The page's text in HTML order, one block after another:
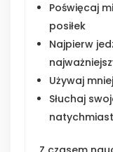
Poświęcaj
posiłek
Najpierw
Używaj
Słuchaj